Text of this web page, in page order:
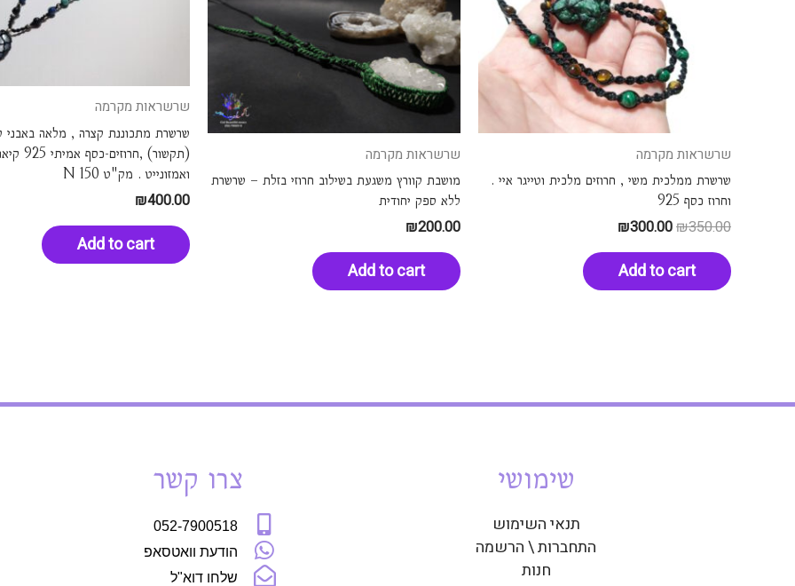
שרשראות מקרמה
שרשרת ממלכית משי , חרוזים מלכית וטייגר איי .
וחרוז כסף 925
₪350.00
₪300.00
Add to cart
שרשראות מקרמה
מושבת קוורץ משגעת בשילוב חרוזי בזלת – שרשרת
ללא ספק יחודית
₪200.00
Add to cart
שרשראות מקרמה
שרשרת מתכוננת קצרה , מלאה באבני
(תקשור) ,חרוזים-
ואמזונייט . מק"ט N 150
₪400.00
Add to cart
שימושי
תנאי השימוש
התחברות \ הרשמה
חנות
צרו קשר
052-7900518
הודעת וואטסאפ
שלחו דוא"ל